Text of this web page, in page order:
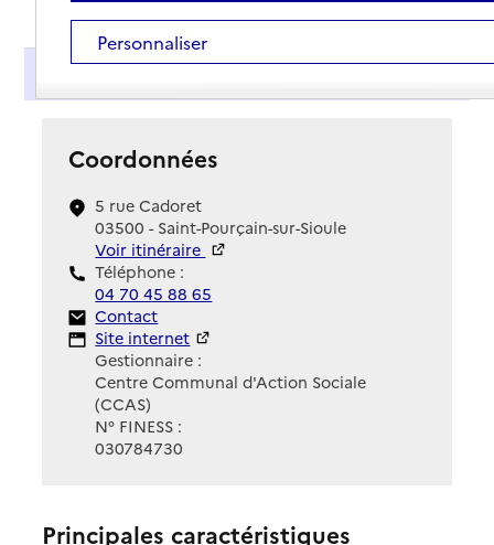
Coordonnées
5 rue Cadoret
03500 - Saint-Pourçain-sur-Sioule
Voir itinéraire
Téléphone :
04 70 45 88 65
Contact
Contact
Site Internet
Site internet
Gestionnaire :
Centre Communal d'Action Sociale
(CCAS)
N° FINESS :
030784730
Principales caractéristiques
Personnaliser